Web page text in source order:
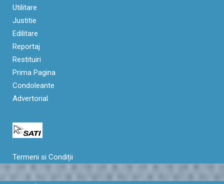
Utilitare
Justitie
Edilitare
Reportaj
Restituiri
Prima Pagina
Condoleante
Advertorial
Termeni si Condiții